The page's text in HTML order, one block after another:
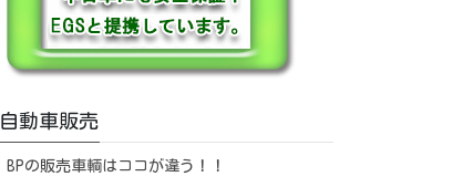
自動車販売
BPの販売車輌はココが違う！！